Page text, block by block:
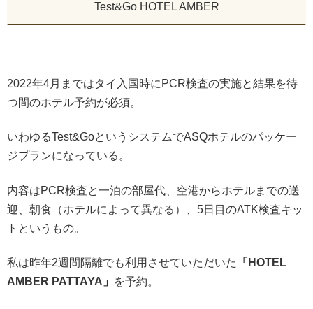
Test&Go HOTEL AMBER
2022年4月まではタイ入国時にPCR検査の実施と結果を待
つ間のホテル予約が必須。
いわゆるTest&GoというシステムでASQホテルのパッケー
ジプランになっている。
内容はPCR検査と一泊の部屋代、空港からホテルまでの送
迎、朝食（ホテルによって異なる）、5日目のATK検査キッ
トというもの。
私は昨年2週間隔離でも利用させていただいた
「HOTEL
AMBER PATTAYA」
を予約。